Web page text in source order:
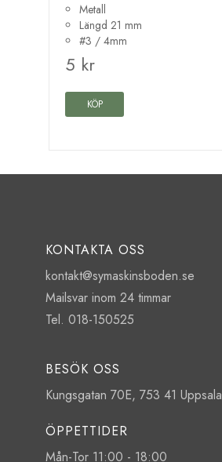
Metall
Längd 21 mm
#3 / 4mm
5 kr
KÖP
KONTAKTA OSS
kontakt@symaskinsboden.se
Mailsvar inom 24 timmar
Tel. 018-150525
BESÖK OSS
Kungsgatan 70E, 753 41 Uppsala
ÖPPETTIDER
Mån-Tor 11:00 - 18:00